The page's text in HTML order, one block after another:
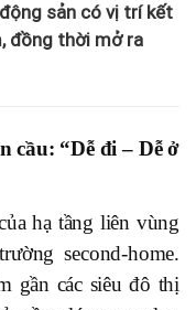
sản có vị trí kết
đồng thời mở ra
cầu: “Dễ đi – Dễ ở
hạ tầng liên vùng
second-home.
gần các siêu đô thị